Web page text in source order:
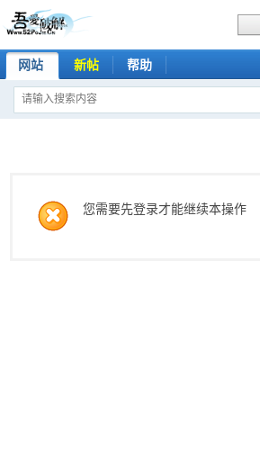
网站 新帖 帮助
您需要先登录才能继续本操作